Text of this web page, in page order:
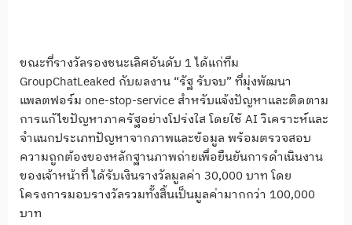
ขณะที่รางวัลรองชนะเลิศอันดับ 1 ได้แก่ทีม
GroupChatLeaked กับผลงาน “รัฐ รับจบ” ที่มุ่งพัฒนา
แพลตฟอร์ม one-stop-service สำหรับแจ้งปัญหาและติดตาม
การแก้ไขปัญหาภาครัฐอย่างโปร่งใส โดยใช้ AI วิเคราะห์และ
จำแนกประเภทปัญหาจากภาพและข้อมูล พร้อมตรวจสอบ
ความถูกต้องของหลักฐานภาพถ่ายเพื่อยืนยันการดำเนินงาน
ของเจ้าหน้าที่ ได้รับเงินรางวัลมูลค่า 30,000 บาท โดย
โครงการมอบรางวัลรวมทั้งสิ้นเป็นมูลค่ามากกว่า 100,000
บาท